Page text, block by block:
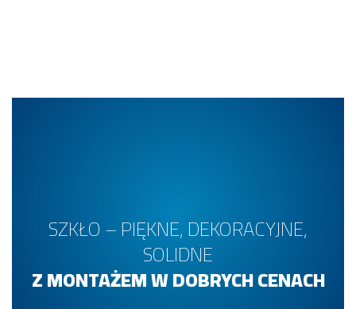
SZKŁO – PIĘKNE, DEKORACYJNE,
SOLIDNE
Z MONTAŻEM W DOBRYCH CENACH